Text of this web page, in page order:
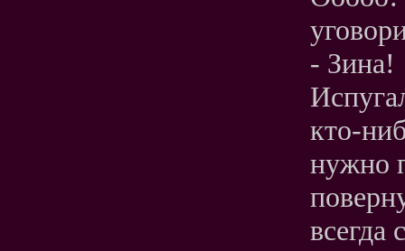
- Зина!
кто-
нужно
всегда